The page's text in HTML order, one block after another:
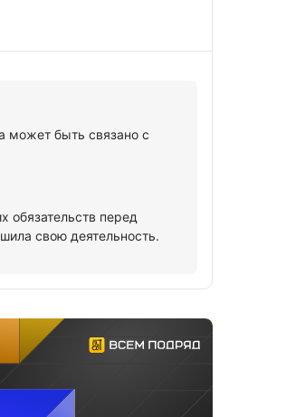
может быть связано с
обязательств перед
свою деятельность.